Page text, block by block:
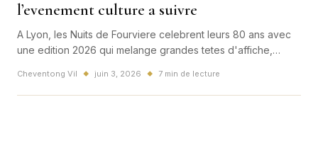
l’evenement culture a suivre
A Lyon, les Nuits de Fourviere celebrent leurs 80 ans avec
une edition 2026 qui melange grandes tetes d'affiche,
impact culturel et infos pratiques : voici ce qu'il faut retenir.
Cheventong Vil ◆ juin 3, 2026 ◆ 7 min de lecture